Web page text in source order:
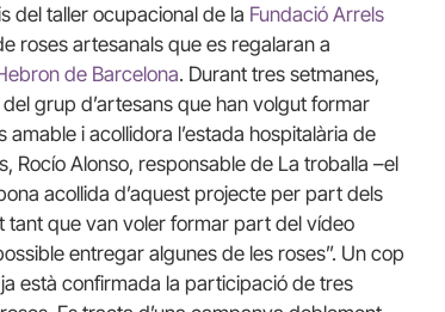
del taller ocupacional de la Fundació Arrels
roses artesanals que es regalaran a
de Barcelona. Durant tres setmanes,
grup d’artesans que han volgut formar
amable i acollidora l’estada hospitalària de
Rocío Alonso, responsable de La troballa –el
acollida d’aquest projecte per part dels
tant que van voler formar part del vídeo
entregar algunes de les roses”. Un cop
està confirmada la participació de tres